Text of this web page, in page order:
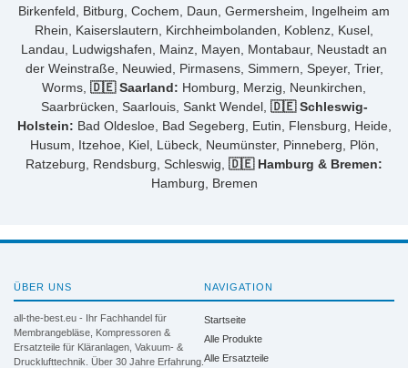
Birkenfeld, Bitburg, Cochem, Daun, Germersheim, Ingelheim am
Rhein, Kaiserslautern, Kirchheimbolanden, Koblenz, Kusel,
Landau, Ludwigshafen, Mainz, Mayen, Montabaur, Neustadt an
der Weinstraße, Neuwied, Pirmasens, Simmern, Speyer, Trier,
Worms, 🇩🇪 Saarland: Homburg, Merzig, Neunkirchen,
Saarbrücken, Saarlouis, Sankt Wendel, 🇩🇪 Schleswig-
Holstein: Bad Oldesloe, Bad Segeberg, Eutin, Flensburg, Heide,
Husum, Itzehoe, Kiel, Lübeck, Neumünster, Pinneberg, Plön,
Ratzeburg, Rendsburg, Schleswig, 🇩🇪 Hamburg & Bremen:
Hamburg, Bremen
ÜBER UNS
all-the-best.eu - Ihr Fachhandel für
Membrangebläse, Kompressoren &
Ersatzteile für Kläranlagen, Vakuum- &
Drucklufttechnik. Über 30 Jahre Erfahrung.
NAVIGATION
Startseite
Alle Produkte
Alle Ersatzteile